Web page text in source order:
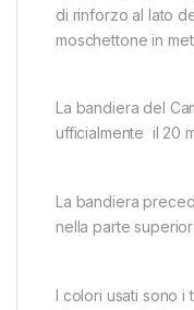
di rinforzo al lato
moschettone in
La bandiera del
ufficialmente il 20
La bandiera
nella parte
I colori usati sono